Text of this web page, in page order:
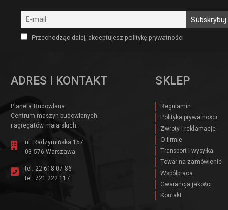
Przechodząc dalej, akceptujesz politykę prywatności
ADRES I KONTAKT
Planeta Budowlana
Centrum maszyn budowlanych
i agregatów malarskich.
ul. Radzymińska 157
03-576 Warszawa
tel. 22 618 07 86
tel. 721 222 117
SKLEP
Regulamin
Polityka prywatności
Zwroty i reklamacje
O firmie
Transport i wysyłka
Towar na zamówienie
Wspólpraca
Gwarancja jakości
Kontakt